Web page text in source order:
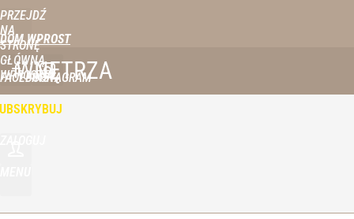
PRZEJDŹ
NA
STRONĘ
GŁÓWNĄ
WPROST.PL
DOM WPROST
FACEBOOKINSTAGRAM
WNĘTRZA